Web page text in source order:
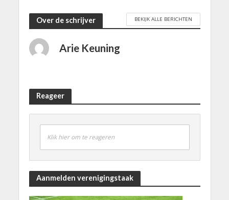
Over de schrijver BEKIJK ALLE BERICHTEN
Arie Keuning
Reageer
Klik hier om te reageren
Aanmelden verenigingstaak